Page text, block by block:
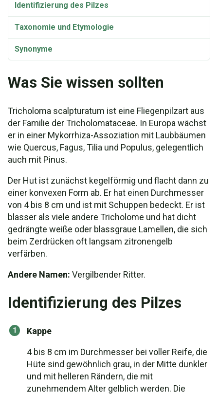
Identifizierung des Pilzes
Taxonomie und Etymologie
Synonyme
Was Sie wissen sollten
Tricholoma scalpturatum ist eine Fliegenpilzart aus
der Familie der Tricholomataceae. In Europa wächst
er in einer Mykorrhiza-Assoziation mit Laubbäumen
wie Quercus, Fagus, Tilia und Populus, gelegentlich
auch mit Pinus.
Der Hut ist zunächst kegelförmig und flacht dann zu
einer konvexen Form ab. Er hat einen Durchmesser
von 4 bis 8 cm und ist mit Schuppen bedeckt. Er ist
blasser als viele andere Tricholome und hat dicht
gedrängte weiße oder blassgraue Lamellen, die sich
beim Zerdrücken oft langsam zitronengelb
verfärben.
Andere Namen: Vergilbender Ritter.
Identifizierung des Pilzes
Kappe
4 bis 8 cm im Durchmesser bei voller Reife, die
Hüte sind gewöhnlich grau, in der Mitte dunkler
und mit helleren Rändern, die mit
zunehmendem Alter gelblich werden. Die